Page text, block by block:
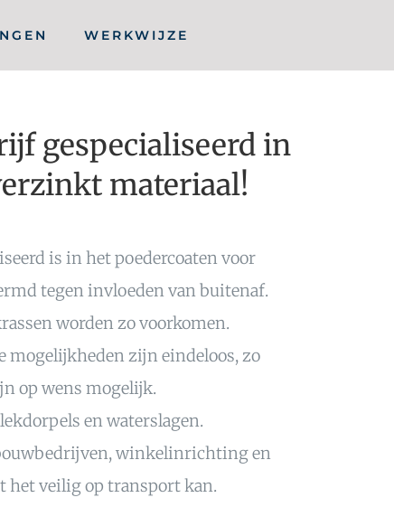
WERKWIJZE
gespecialiseerd in
materiaal!
is in het poedercoaten voor
tegen invloeden van buitenaf.
worden zo voorkomen.
mogelijkheden zijn eindeloos, zo
op wens mogelijk.
en waterslagen.
winkelinrichting en
het veilig op transport kan.